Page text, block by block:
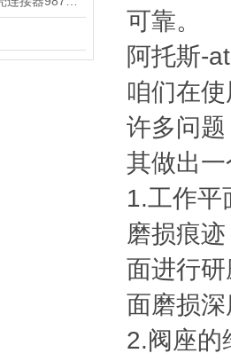
可靠。
阿托斯-
咱们在
许多问
其做出
1.工作平
磨损痕
面进行
面磨损
2.阀座的